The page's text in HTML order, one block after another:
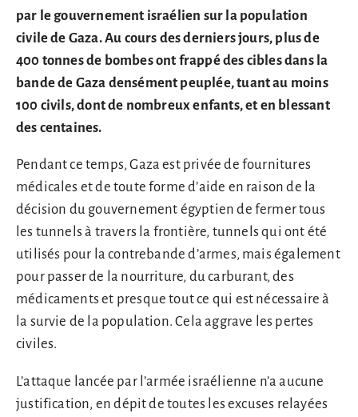
par le gouvernement israélien sur la population
civile de Gaza. Au cours des derniers jours, plus de
400 tonnes de bombes ont frappé des cibles dans la
bande de Gaza densément peuplée, tuant au moins
100 civils, dont de nombreux enfants, et en blessant
des centaines.
Pendant ce temps, Gaza est privée de fournitures
médicales et de toute forme d’aide en raison de la
décision du gouvernement égyptien de fermer tous
les tunnels à travers la frontière, tunnels qui ont été
utilisés pour la contrebande d’armes, mais également
pour passer de la nourriture, du carburant, des
médicaments et presque tout ce qui est nécessaire à
la survie de la population. Cela aggrave les pertes
civiles.
L’attaque lancée par l’armée israélienne n’a aucune
justification, en dépit de toutes les excuses relayées